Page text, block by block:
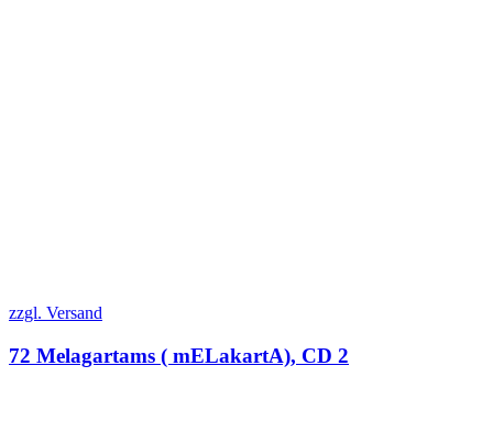
zzgl. Versand
72 Melagartams ( mELakartA), CD 2